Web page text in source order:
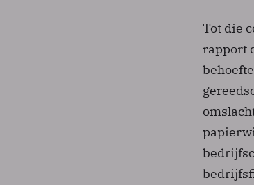
Tot die
rapport